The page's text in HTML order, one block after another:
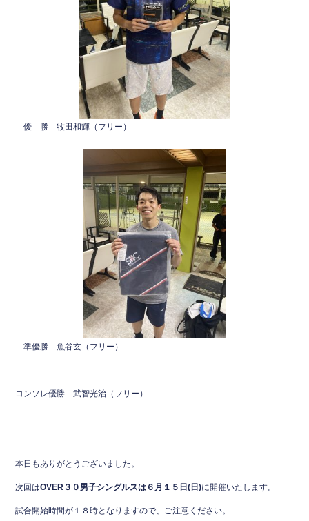
優 勝 牧田和輝（フリー）
準優勝 魚谷玄（フリー）
コンソレ優勝 武智光治（フリー）
本日もありがとうございました。
次回はOVER３０男子シングルスは６月１５日(日)に開催いたします。
試合開始時間が１８時となりますので、ご注意ください。